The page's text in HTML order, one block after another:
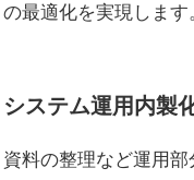
の最適化を実現します
システム運用内製
資料の整理など運用